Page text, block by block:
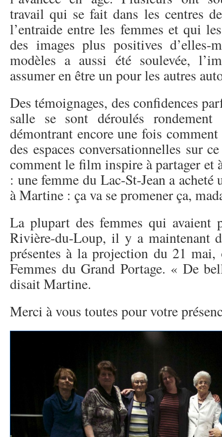
travail qui se fait dans les centres
l’entraide entre les femmes et qui
des images plus positives d’elles-
modèles a aussi été soulevée,
assumer en être un pour les autres
Des témoignages, des confidences
salle se sont déroulés
démontrant encore une fois
des espaces conversationnelles sur
comment le film inspire à partager et
: une femme du Lac-St-Jean a
à Martine : ça va se promener ça,
La plupart des femmes qui avaient
Rivière-du-Loup, il y a maintenant
présentes à la projection du 21 mai,
Femmes du Grand Portage. « De
disait Martine.
Merci à vous toutes pour votre